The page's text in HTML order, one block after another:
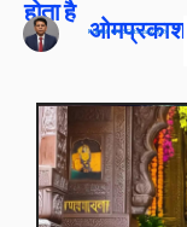
होता है
ओमप्रकाश
Publish On: 3 February 2026